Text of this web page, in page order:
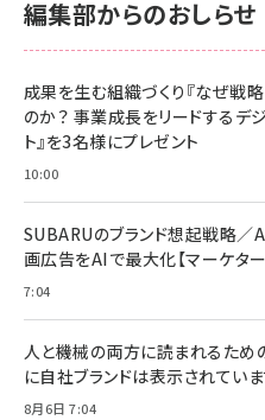
anan(アンア
スペシャルエ
￥1,100
anan(アンア
￥880
ママ投資家が育
組織の成果を
￥1,980
NIMASO ガラ
すい ガイド枠
2枚セット
￥1,599
￥6,980
全ワイヤレスイ
技術基準適合】
￥5,990
Amazon eギ
￥5,000
Anker
Pro/Air 各種対
￥1,890
サッポロ 生ビ
ル ケース買い
編集部からのおしらせ
成果を生む組織づくり『なぜ戦
のか？ 事業成長をリードするデ
ト』を3名様にプレゼント
10:00
SUBARUのブランド想起戦略／
画広告をAIで最大化【マーケタ
7:04
人と機械の両方に読まれるため
に自社ブランドは表示されてい
8月6日 7:04